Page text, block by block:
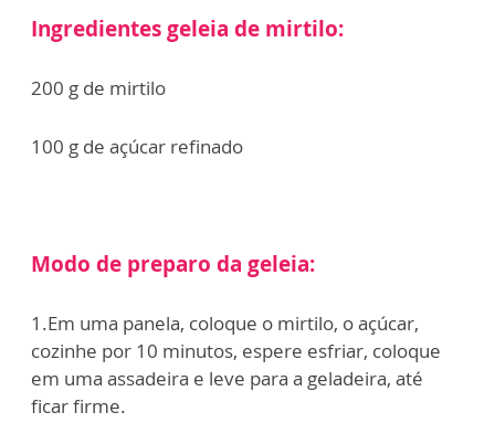
Ingredientes geleia de mirtilo:
200 g de mirtilo
100 g de açúcar refinado
Modo de preparo da geleia:
1.Em uma panela, coloque o mirtilo, o açúcar,
cozinhe por 10 minutos, espere esfriar, coloque
em uma assadeira e leve para a geladeira, até
ficar firme.